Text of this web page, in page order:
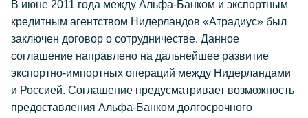
В июне 2011 года между Альфа-Банком и экспортным
кредитным агентством Нидерландов «Атрадиус» был
заключен договор о сотрудничестве. Данное
соглашение направлено на дальнейшее развитие
экспортно-импортных операций между Нидерландами
и Россией. Соглашение предусматривает возможность
предоставления Альфа-Банком долгосрочного